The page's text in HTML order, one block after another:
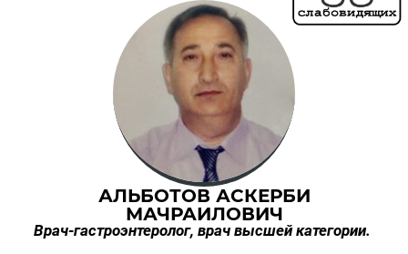
АЛЬБОТОВ АСКЕРБИ
МАЧРАИЛОВИЧ
Врач-гастроэнтеролог, врач высшей категории.